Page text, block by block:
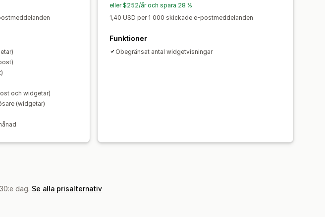
Geolokalisering Taggning Rapportering
A/B-testning API:er och webhooks
och widgetar)
(widgetar)
eller $252/år och spara 28 %
1,40 USD per 1 000 skickade e-postmeddelanden
Funktioner
Obegränsat antal widgetvisningar
dag. Se alla prisalternativ